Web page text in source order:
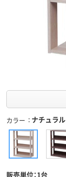
カラー ナチュラル
販売単位：1台